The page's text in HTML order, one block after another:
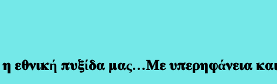
𝛈 𝛆𝛉𝛎𝛊𝛋ή 𝛑𝛖𝛏ί𝛅𝛂 𝛍𝛂ς…𝚳𝛆 𝛖𝛑𝛆𝛒𝛈𝛗ά𝛎𝛆𝛊𝛂